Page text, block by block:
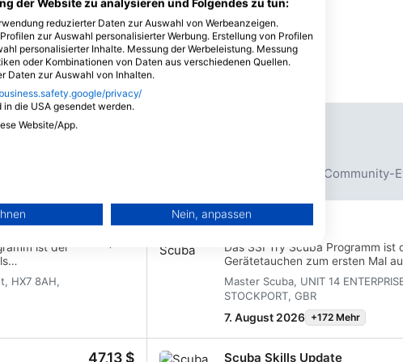
3 1
Kommende Veranstaltungen
Community-
ist der
Training
um
wohl
HX7 8AH,
Das SSI Try Scuba Programm
Gerätetauchen zum ersten Mal
begrenztem Wasser und wirst
betreut, damit du diese ersten
unter Wasser genießen und die
kannst. Am Ende dieses kurzen
Try Scuba Anerkennungskarte
dich und mit diesem Kurs fängt
Master Scuba, UNIT 14
STOCKPORT, GBR
7. August 2026 +172 Mehr
47,13 $ Scuba Skills Update
der Website zu analysieren und Folgendes zu tun:
reduzierter Daten zur Auswahl von Werbeanzeigen.
zur Auswahl personalisierter Werbung. Erstellung von Profilen
personalisierter Inhalte. Messung der Werbeleistung. Messung
oder Kombinationen von Daten aus verschiedenen Quellen.
Daten zur Auswahl von Inhalten.
privacy/
die USA gesendet werden.
Website/App.
Endgerät
Werbung
Nein, anpassen